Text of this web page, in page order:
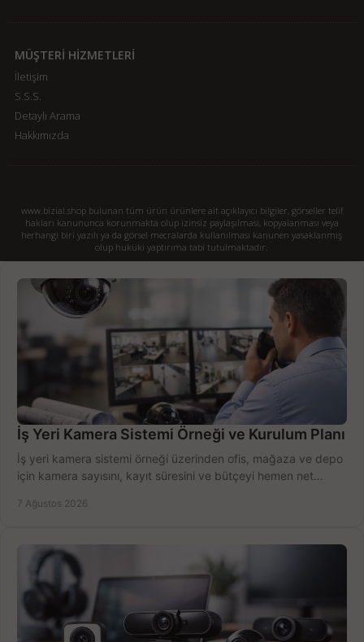
MÜŞTERİ HİZMETLERİ
İletişim
S.S.S.
Detaylı Arama
Hakkımızda
www.bizial.shop bulunan tüm ürün ürünlere ait açıklayıcı bilgiler, görseller telif
hakları kanununca korunmakta olup izinsiz paylaşılması, kopyalanması veya
herhangi biri yazılı ya da görsel mecralarda kullanılması kanunen yasaklanmış
olup hukuki yaptırıma tabi tutulmaktadır.
İş Yeri Kamera Sistemi Örneği ve Kurulum Planı
İş yeri kamera sistemi örneği üzerinden ofis, mağaza ve depo
için kamera sayısını, kayıt süresini ve bütçeyi hemen net
7 Ağustos 2026